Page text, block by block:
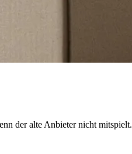
der alte Anbieter nicht mitspielt.